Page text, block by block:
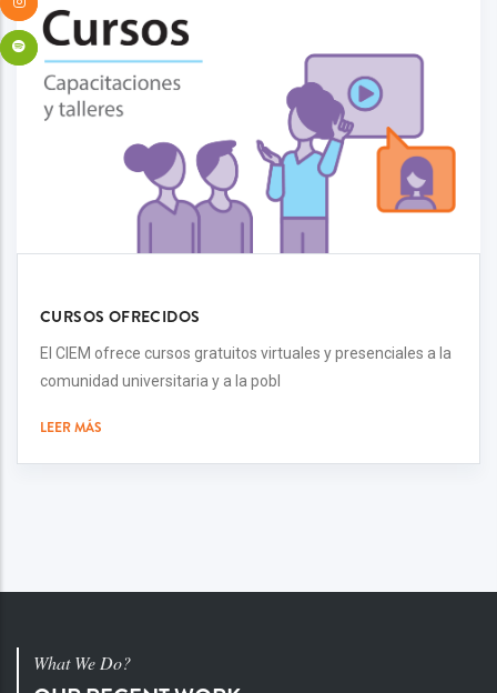
CURSOS OFRECIDOS
El CIEM ofrece cursos gratuitos virtuales y presenciales a la
comunidad universitaria y a la pobl
LEER MÁS
What We Do?